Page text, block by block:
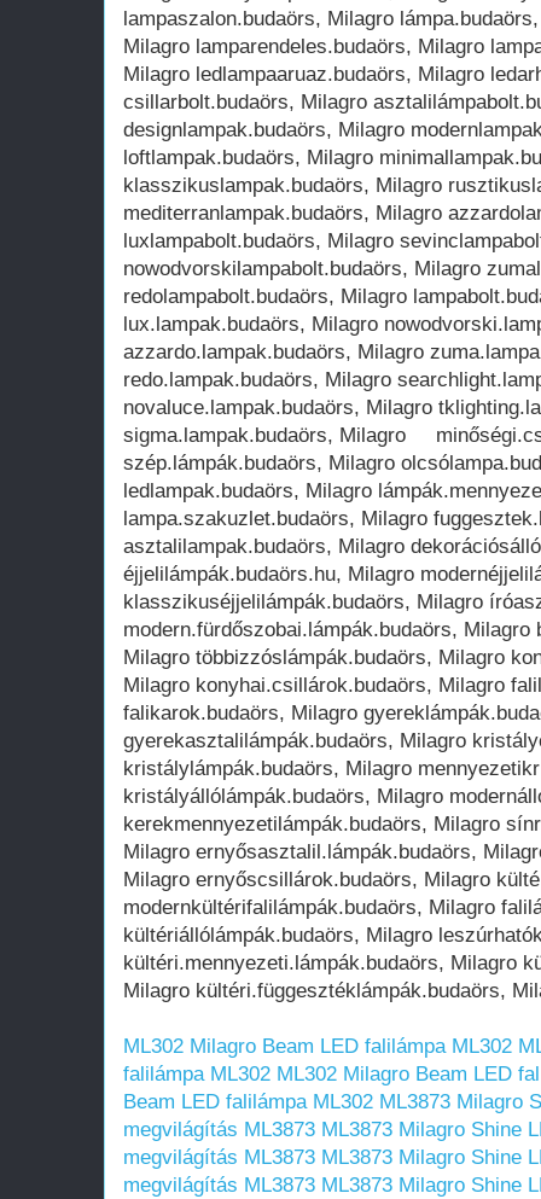
lampaszalon.budaörs, Milagro
Milagro lamparendeles.budaörs, Milagro
Milagro ledlampaaruaz.budaörs, Milagro
csillarbolt.budaörs, Milagro
designlampak.budaörs, Milagro
loftlampak.budaörs, Milagro
klasszikuslampak.budaörs, Milagro
mediterranlampak.budaörs, Milagro
luxlampabolt.budaörs, Milagro
nowodvorskilampabolt.budaörs, Milagro
redolampabolt.budaörs, Milagro
lux.lampak.budaörs, Milagro
azzardo.lampak.budaörs, Milagro
redo.lampak.budaörs, Milagro
novaluce.lampak.budaörs, Milagro
sigma.lampak.budaörs, Milagro
szép.lámpák.budaörs, Milagro
ledlampak.budaörs, Milagro
lampa.szakuzlet.budaörs, Milagro
asztalilampak.budaörs, Milagro
éjjelilámpák.budaörs.hu, Milagro
klasszikuséjjelilámpák.budaörs, Milagro
modern.fürdőszobai.lámpák.budaörs, Milagro
Milagro többizzóslámpák.budaörs, Milagro
Milagro konyhai.csillárok.budaörs, Milagro
falikarok.budaörs, Milagro
gyerekasztalilámpák.budaörs, Milagro
kristálylámpák.budaörs, Milagro
kristályállólámpák.budaörs, Milagro
kerekmennyezetilámpák.budaörs, Milagro
Milagro ernyősasztalil.lámpák.budaörs,
Milagro ernyőscsillárok.budaörs, Milagro
modernkültérifalilámpák.budaörs, Milagro
kültériállólámpák.budaörs, Milagro
kültéri.mennyezeti.lámpák.budaörs, Milagro
Milagro kültéri.függesztéklámpák.budaörs,
ML302 Milagro Beam LED falilámpa ML302
falilámpa ML302 ML302 Milagro Beam LED
Beam LED falilámpa ML302 ML3873 Milagro
megvilágítás ML3873 ML3873 Milagro Shine
megvilágítás ML3873 ML3873 Milagro Shine
megvilágítás ML3873 ML3873 Milagro Shine